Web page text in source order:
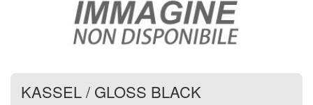
KASSEL/ GLOSS BLACK